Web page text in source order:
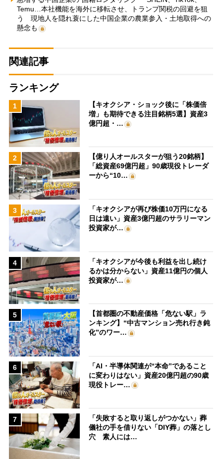
Temu…本社機能を海外に移転させ、トランプ関税の回避を狙
う 現地人を隠れ蓑にした中国企業の農業参入・土地取得への
懸念も
関連記事
ランキング
1
【キオクシア・ショック後に「株価倍
増」も期待できる注目銘柄5選】資産3
億円超・…
2
【億り人オールスターが狙う20銘柄】
「総資産69億円超」90歳現役トレーダ
ーから“10…
3
「キオクシアが再び株価10万円になる
日は遠い」資産3億円超のサラリーマン
投資家が…
4
「キオクシアが今後も利益を出し続け
るかは分からない」資産11億円の個人
投資家が…
5
【首都圏の不動産価格「危ない駅」ラ
ンキング】“中古マンション売れ行き鈍
化”のワー…
6
「AI・半導体関連が“本命”であること
に変わりはない」資産20億円超の90歳
現役トレー…
7
「失敗すると取り返しがつかない」葬
儀社の手を借りない「DIY葬」の落とし
穴 素人には…